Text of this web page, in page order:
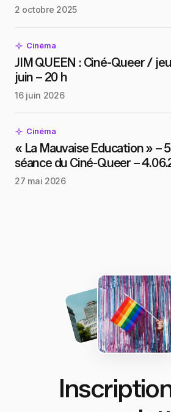
2 octobre 2025
Cinéma
JIM QUEEN : Ciné-Queer /
juin – 20 h
16 juin 2026
Cinéma
« La Mauvaise Education » –
séance du Ciné-Queer –
27 mai 2026